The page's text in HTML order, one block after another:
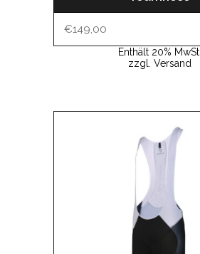
€149,00
Enthält 20% MwSt.
zzgl. Versand